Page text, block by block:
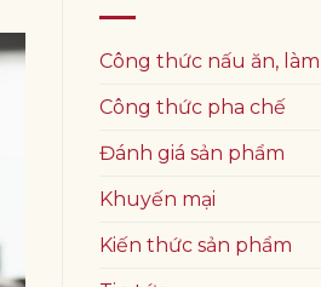
Công thức nấu ăn,
Công thức pha chế
Đánh giá sản phẩm
Khuyến mại
Kiến thức sản phẩm